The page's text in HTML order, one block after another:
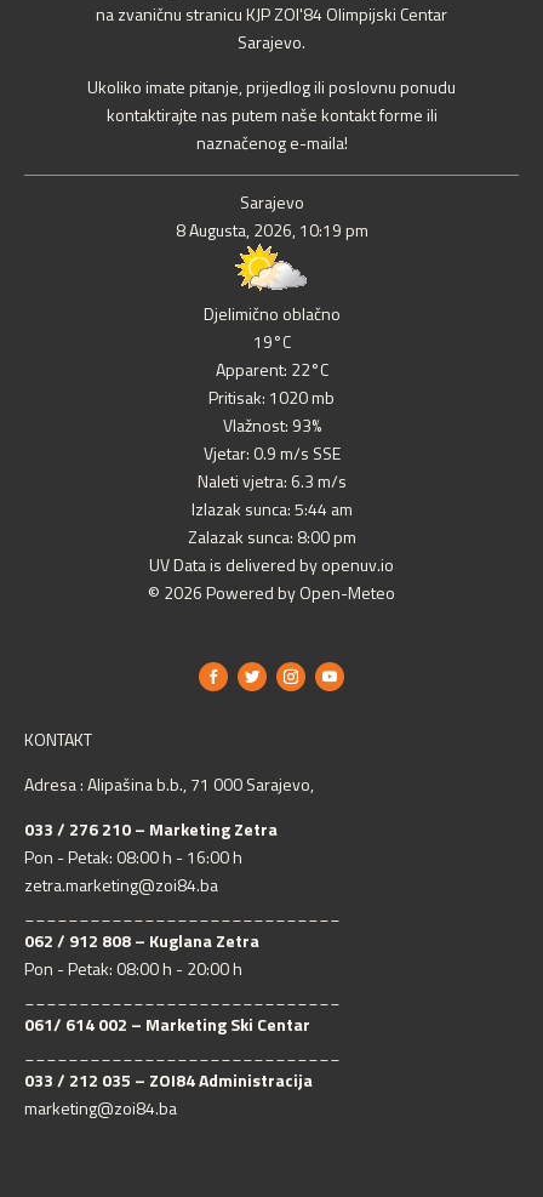
na zvaničnu stranicu KJP ZOI'84 Olimpijski Centar
Sarajevo.
Ukoliko imate pitanje, prijedlog ili poslovnu ponudu
kontaktirajte nas putem naše kontakt forme ili
naznačenog e-maila!
Sarajevo
8 Augusta, 2026, 10:19 pm
Djelimično oblačno
19°C
Apparent: 22°C
Pritisak: 1020 mb
Vlažnost: 93%
Vjetar: 0.9 m/s SSE
Naleti vjetra: 6.3 m/s
Izlazak sunca: 5:44 am
Zalazak sunca: 8:00 pm
UV Data is delivered by openuv.io
© 2026 Powered by Open-Meteo
KONTAKT
Adresa : Alipašina b.b., 71 000 Sarajevo,
033 / 276 210 – Marketing Zetra
Pon - Petak: 08:00 h - 16:00 h
zetra.marketing@zoi84.ba
062 / 912 808 – Kuglana Zetra
Pon - Petak: 08:00 h - 20:00 h
061/ 614 002 – Marketing Ski Centar
033 / 212 035 – ZOI84 Administracija
marketing@zoi84.ba